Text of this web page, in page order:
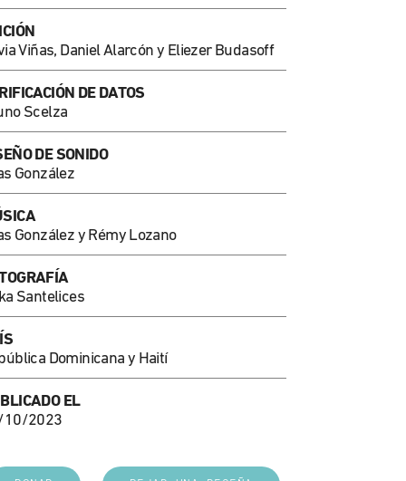
Viñas, Daniel Alarcón y Eliezer Budasoff
DE DATOS
Scelza
DE SONIDO
González
González y Rémy Lozano
Santelices
Dominicana y Haití
EL
10/2023